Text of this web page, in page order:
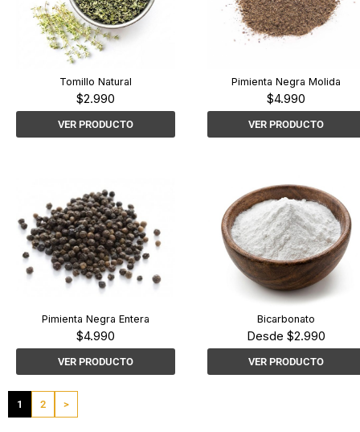
Tomillo Natural
$2.990
VER PRODUCTO
Pimienta Negra Molida
$4.990
VER PRODUCTO
Pimienta Negra Entera
$4.990
VER PRODUCTO
Bicarbonato
Desde$2.990
VER PRODUCTO
1 2 >